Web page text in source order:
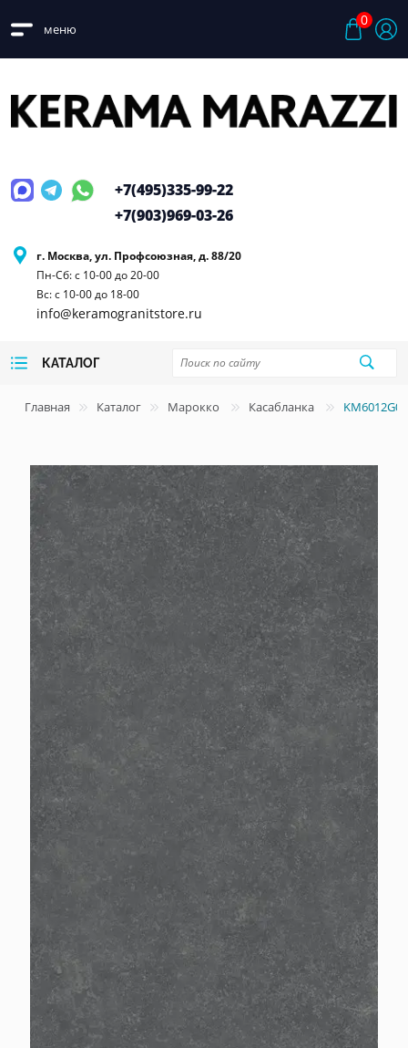
меню
0
г. Москва, ул. Профсоюзная, д. 88/20
Пн-Сб: с 10-00 до 20-00
Вс: с 10-00 до 18-00
info@keramogranitstore.ru
+7(495)335-99-22
+7(903)969-03-26
КАТАЛОГ
Главная Каталог Марокко Касабланка